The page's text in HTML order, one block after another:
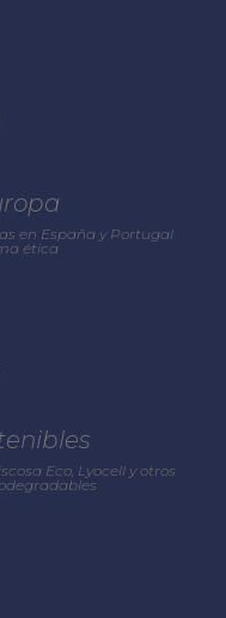
en España y Portugal
ética
Eco, Lyocell y otros